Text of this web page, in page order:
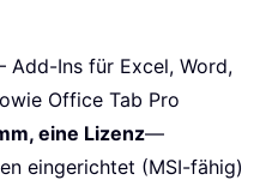
Add-Ins für Excel, Word,
Office Tab Pro
eine Lizenz—
eingerichtet (MSI-fähig)